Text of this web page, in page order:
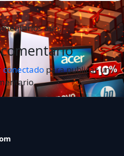
aún.
conectadopara publicar un